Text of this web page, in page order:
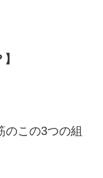
のこの3つの組